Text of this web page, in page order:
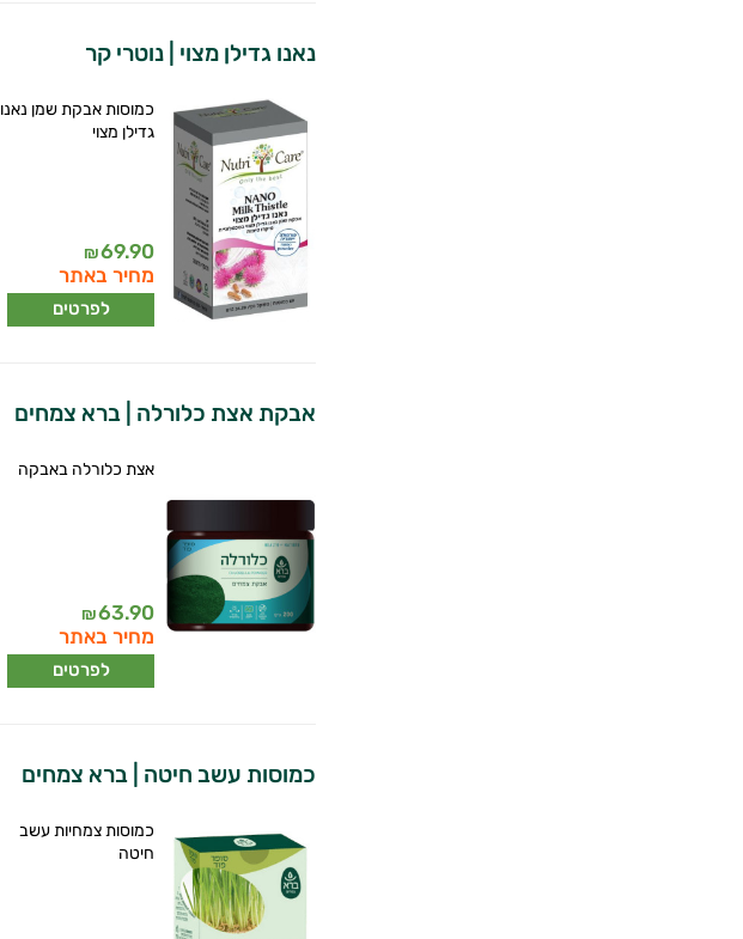
נאנו גדילן מצוי | נוטרי קר
כמוסות אבקת שמן נאנו
גדילן מצוי
69.90
₪
מחיר באתר
לפרטים
אבקת אצת כלורלה | ברא צמחים
אצת כלורלה באבקה
63.90
₪
מחיר באתר
לפרטים
כמוסות עשב חיטה | ברא צמחים
כמוסות צמחיות עשב
חיטה